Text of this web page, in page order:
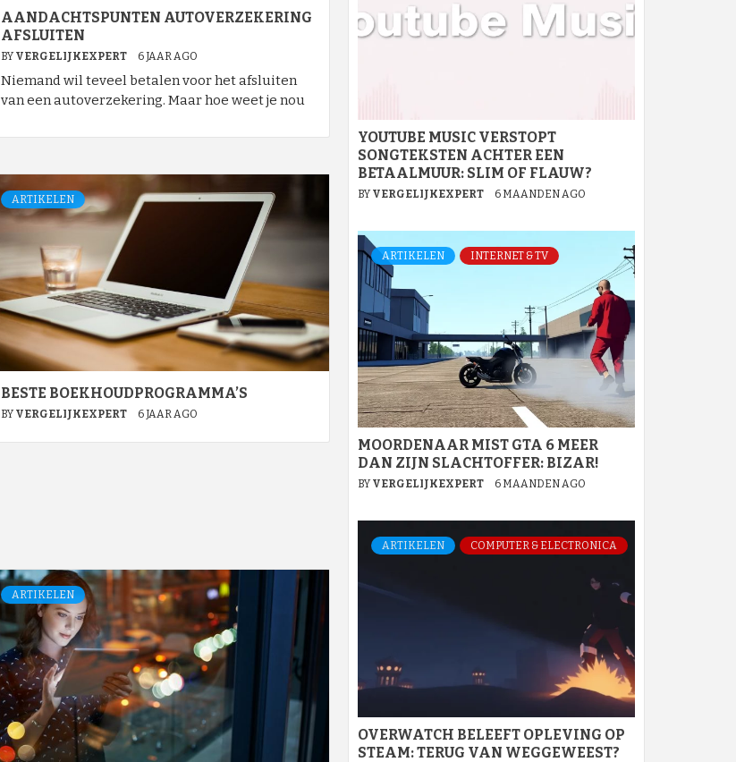
AANDACHTSPUNTEN AUTOVERZEKERING
AFSLUITEN
BY VERGELIJKEXPERT 6 JAAR AGO
Niemand wil teveel betalen voor het afsluiten
van een autoverzekering. Maar hoe weet je nou
ARTIKELEN
BESTE BOEKHOUDPROGRAMMA’S
BY VERGELIJKEXPERT 6 JAAR AGO
ARTIKELEN
YOUTUBE MUSIC VERSTOPT
SONGTEKSTEN ACHTER EEN
BETAALMUUR: SLIM OF FLAUW?
BY VERGELIJKEXPERT 6 MAANDEN AGO
ARTIKELEN INTERNET & TV
MOORDENAAR MIST GTA 6 MEER
DAN ZIJN SLACHTOFFER: BIZAR!
BY VERGELIJKEXPERT 6 MAANDEN AGO
ARTIKELEN COMPUTER & ELECTRONICA
OVERWATCH BELEEFT OPLEVING OP
STEAM: TERUG VAN WEGGEWEEST?